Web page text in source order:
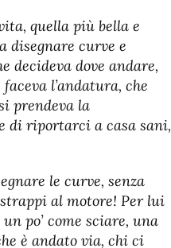
quella più bella e
disegnare curve e
decideva dove andare,
l’andatura, che
prendeva la
di riportarci a casa sani,
le curve, senza
al motore! Per lui
po’ come sciare, una
è andato via, chi ci